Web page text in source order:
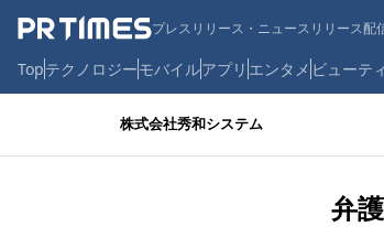
プレスリリース・ニュースリリース配
Topテクノロジーモバイルアプリ エンタメ ビューテ
株式会社秀和システム
弁